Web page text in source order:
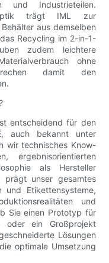
und Industrieteilen.
trägt IML zur
aus demselben
Recycling im 2-in-1-
zudem leichtere
ohne
damit den
entscheidend für den
auch bekannt unter
wir technisches Know-
ergebnisorientierten
als Hersteller
prägt unser gesamtes
und Etikettensysteme,
und
Sie einen Prototyp für
oder ein Großprojekt
Lösungen
optimale Umsetzung